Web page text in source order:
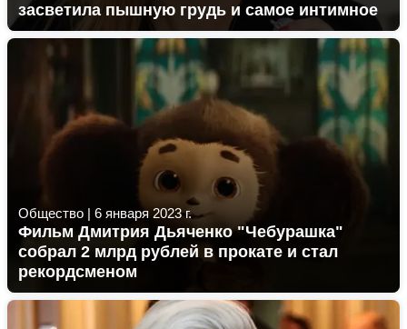
засветила пышную грудь и самое интимное
Общество | 6 января 2023 г.
Фильм Дмитрия Дьяченко "Чебурашка"
собрал 2 млрд рублей в прокате и стал
рекордсменом